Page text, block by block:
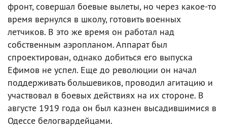
фронт, совершал боевые вылеты, но через какое-то
время вернулся в школу, готовить военных
летчиков. В это же время он работал над
собственным аэропланом. Аппарат был
спроектирован, однако добиться его выпуска
Ефимов не успел. Еще до революции он начал
поддерживать большевиков, проводил агитацию и
участвовал в боевых действиях на их стороне. В
августе 1919 года он был казнен высадившимися в
Одессе белогвардейцами.